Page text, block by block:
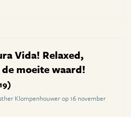
Vida! Relaxed,
moeite waard!
Klompenhouwer op 16 november